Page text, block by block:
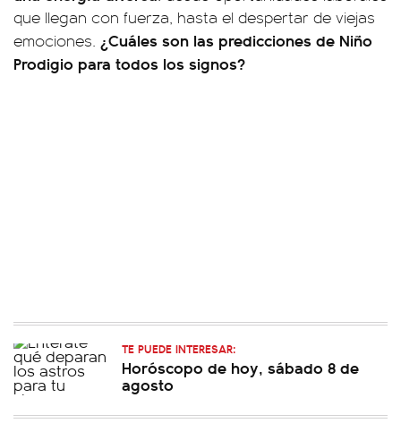
que llegan con fuerza, hasta el despertar de viejas
emociones. ¿Cuáles son las predicciones de Niño
Prodigio para todos los signos?
TE PUEDE INTERESAR:
Horóscopo de hoy, sábado 8 de
agosto